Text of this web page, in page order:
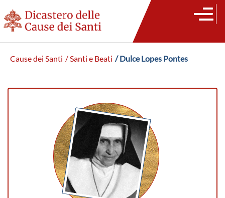
Cause dei Santi / Santi e Beati / Dulce Lopes Pontes